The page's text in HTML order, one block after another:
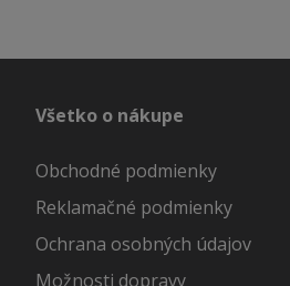
Všetko o nákupe
Obchodné podmienky
Reklamačné podmienky
Ochrana osobných údajov
Možnosti dopravy